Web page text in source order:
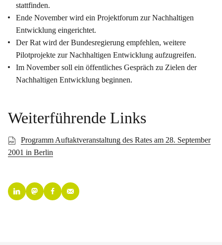
stattfinden.
Ende November wird ein Projektforum zur Nachhaltigen
Entwicklung eingerichtet.
Der Rat wird der Bundesregierung empfehlen, weitere
Pilotprojekte zur Nachhaltigen Entwicklung aufzugreifen.
Im November soll ein öffentliches Gespräch zu Zielen der
Nachhaltigen Entwicklung beginnen.
Weiterführende Links
Programm Auftaktveranstaltung des Rates am 28. September
2001 in Berlin